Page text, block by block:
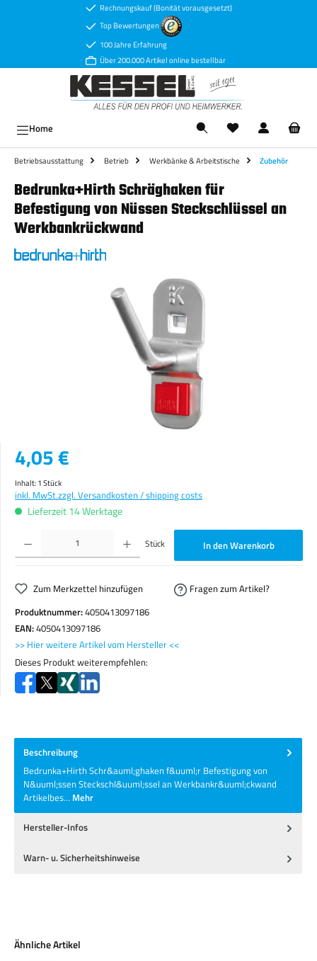
Zum Hauptinhalt springenRechnungskauf (Bonität vorausgesetzt)
Top Bewertungen
100 Jahre Erfahrung
Über 200.000 Artikel online bestellbar
Home
Betriebsausstattung Betrieb Werkbänke & Arbeitstische Zubehör
Bedrunka+Hirth Schräghaken für
Befestigung von Nüssen Steckschlüssel an
Werkbankrückwand
Regulärer Preis:
4,05 €
Inhalt:1 Stück
inkl. MwSt.zzgl. Versandkosten / shipping costs
Lieferzeit 14 Werktage
Produkt Anzahl: Gib den gewünschten Wert ein oder benutze die Schaltflächen um die Anzahl zu
Stück In den Warenkorb
Zum Merkzettel hinzufügen
Fragen zum Artikel?
Produktnummer:4050413097186
EAN:4050413097186
>> Hier weitere Artikel vom Hersteller <<
Dieses Produkt weiterempfehlen:
Beschreibung
Bedrunka+Hirth Schr&auml;ghaken f&uuml;r Befestigung von
N&uuml;ssen Steckschl&uuml;ssel an Werkbankr&uuml;ckwand
Artikelbes… Mehr
Hersteller-Infos
Warn- u. Sicherheitshinweise
Produktgalerie überspringen
Ähnliche Artikel